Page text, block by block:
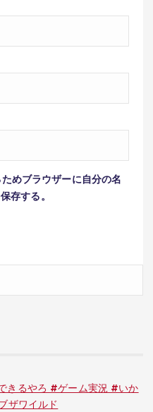
めブラウザーに自分の名
存する。
きるやろ #ゲーム実況 #いか
ザワイルド